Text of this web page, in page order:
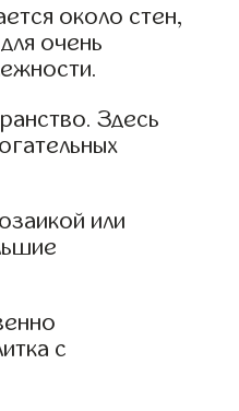
около стен,
очень
Здесь
или
с